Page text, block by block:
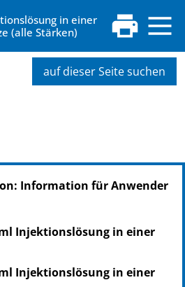
in einer
(alle Stärken)
auf dieser Seite suchen
Information für Anwender
Injektionslösung in einer
Injektionslösung in einer